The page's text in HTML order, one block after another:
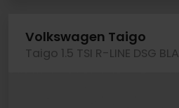
Volkswagen Taigo